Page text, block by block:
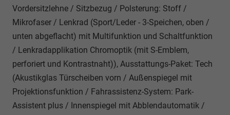
Vordersitzlehne / Sitzbezug / Polsterung: Stoff /
Mikrofaser / Lenkrad (Sport/Leder - 3-Speichen, oben /
unten abgeflacht) mit Multifunktion und Schaltfunktion
/ Lenkradapplikation Chromoptik (mit S-Emblem,
perforiert und Kontrastnaht)), Ausstattungs-Paket: Tech
(Akustikglas Türscheiben vorn / Außenspiegel mit
Projektionsfunktion / Fahrassistenz-System: Park-
Assistent plus / Innenspiegel mit Abblendautomatik /